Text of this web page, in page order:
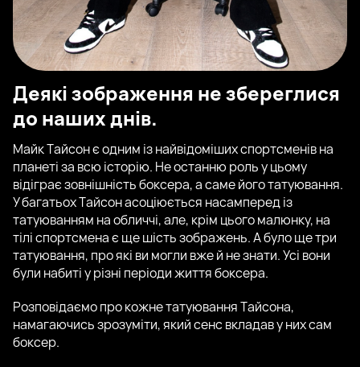
Деякі зображення не збереглися
до наших днів.
Майк Тайсон є одним із найвідоміших спортсменів на
планеті за всю історію. Не останню роль у цьому
відіграє зовнішність боксера, а саме його татуювання.
У багатьох Тайсон асоціюється насамперед із
татуюванням на обличчі, але, крім цього малюнку, на
тілі спортсмена є ще шість зображень. А було ще три
татуювання, про які ви могли вже й не знати. Усі вони
були набиті у різні періоди життя боксера.
Розповідаємо про кожне татуювання Тайсона,
намагаючись зрозуміти, який сенс вкладав у них сам
боксер.